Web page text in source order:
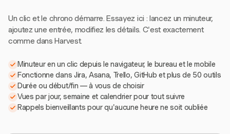
Un clic et le chrono démarre. Essayez ici : lancez un minuteur,
ajoutez une entrée, modifiez les détails. C'est exactement
comme dans Harvest.
Minuteur en un clic depuis le navigateur, le bureau et le mobile
Fonctionne dans Jira, Asana, Trello, GitHub et plus de 50 outils
Durée ou début/fin — à vous de choisir
Vues par jour, semaine et calendrier pour tout suivre
Rappels bienveillants pour qu'aucune heure ne soit oubliée